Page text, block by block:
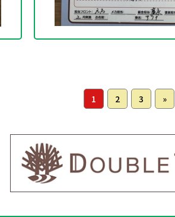
1 2 3 »